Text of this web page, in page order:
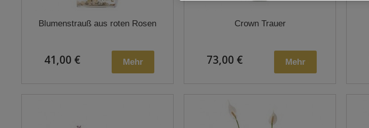
Blumenstrauß aus roten Rosen
41,00 € Mehr
Crown Trauer
73,00 € Mehr